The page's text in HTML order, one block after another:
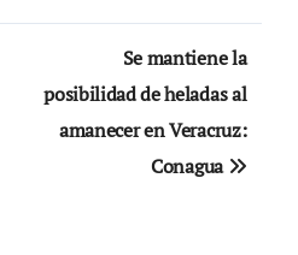
Se mantiene la
posibilidad de heladas al
amanecer en Veracruz:
Conagua